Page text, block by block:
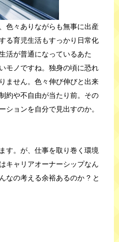
色々ありながらも無事に出産
る育児生活もすっかり日常化
活が普通になっているあた
モノですね。独身の頃に恐れ
ません。色々伸び伸びと出来
約や不自由が当たり前。その
ションを自分で見出すのか。
す。が、仕事を取り巻く環境
キャリアオーナーシップなん
なの考える余裕あるのか ? と